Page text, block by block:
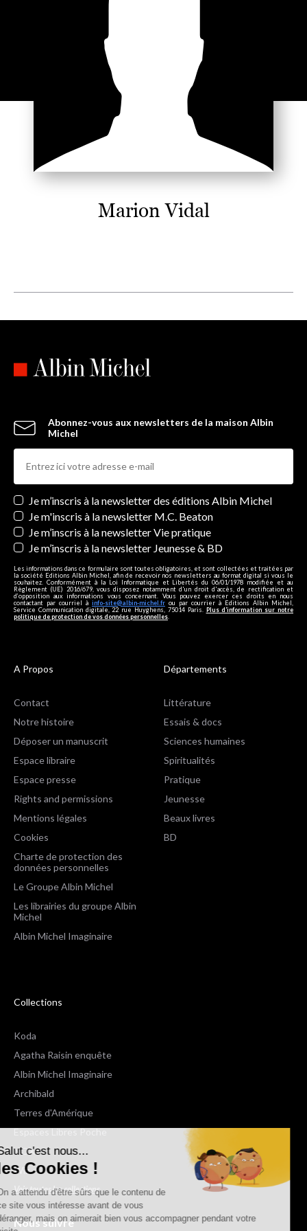
Salut c'est nous...
les Cookies !
On a attendu d'être sûrs que le contenu de
ce site vous intéresse avant de vous
déranger, mais on aimerait bien vous accompagner pendant votre
Marion Vidal
Abonnez-vous aux newsletters de la maison Albin
Michel
Newsletters
Je m’inscris à la newsletter des éditions Albin Michel
Je m'inscris à la newsletter M.C. Beaton
Je m’inscris à la newsletter Vie pratique
Je m’inscris à la newsletter Jeunesse & BD
Les informations dans ce formulaire sont toutes obligatoires, et sont collectées et traitées par
la société Editions Albin Michel, afin de recevoir nos newsletters au format digital si vous le
souhaitez. Conformément à la Loi Informatique et Libertés du 06/01/1978 modifiée et au
Règlement (UE) 2016/679, vous disposez notamment d'un droit d'accès, de rectification et
d’opposition aux informations vous concernant. Vous pouvez exercer ces droits en nous
contactant par courriel à info-site@albin-michel.fr ou par courrier à Editions Albin Michel,
Service Communication digitale, 22 rue Huyghens, 75014 Paris. Plus d’information sur notre
politique de protection de vos données personnelles
A Propos
Contact
Notre histoire
Déposer un manuscrit
Espace libraire
Espace presse
Rights and permissions
Mentions légales
Cookies
Charte de protection des
données personnelles
Le Groupe Albin Michel
Les librairies du groupe Albin
Michel
Albin Michel Imaginaire
Départements
Littérature
Essais & docs
Sciences humaines
Spiritualités
Pratique
Jeunesse
Beaux livres
BD
Collections
Koda
Agatha Raisin enquête
Albin Michel Imaginaire
Archibald
Terres d'Amérique
Espaces Libres Poche
NOX
Wiz
Voir toutes les collections
Nous suivre